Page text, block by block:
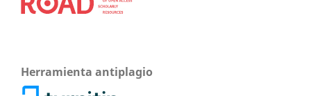
Herramienta antiplagio